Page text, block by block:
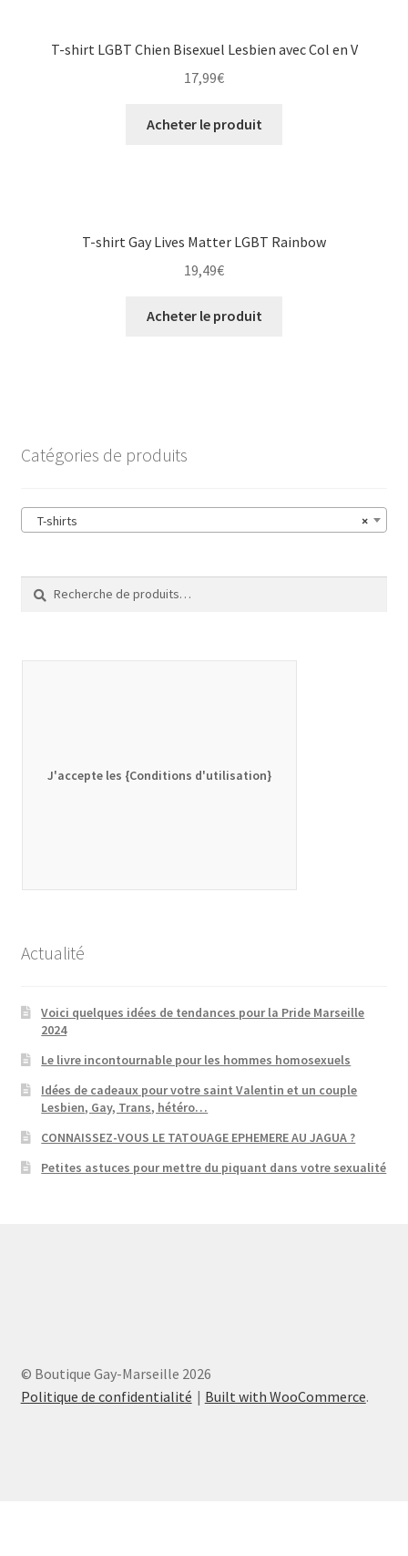
T-shirt LGBT Chien Bisexuel Lesbien avec Col en V
17,99€
Acheter le produit
T-shirt Gay Lives Matter LGBT Rainbow
19,49€
Acheter le produit
Catégories de produits
×
T-shirts
Recherche
pour :
Recherche
J'accepte les {Conditions d'utilisation}
Actualité
Voici quelques idées de tendances pour la Pride Marseille
2024
Le livre incontournable pour les hommes homosexuels
Idées de cadeaux pour votre saint Valentin et un couple
Lesbien, Gay, Trans, hétéro…
CONNAISSEZ-VOUS LE TATOUAGE EPHEMERE AU JAGUA ?
Petites astuces pour mettre du piquant dans votre sexualité
© Boutique Gay-Marseille 2026
Politique de confidentialité
Built with WooCommerce.